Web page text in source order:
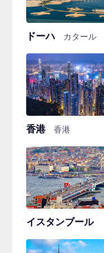
ドーハ カタール
香港 香港
イスタンブール